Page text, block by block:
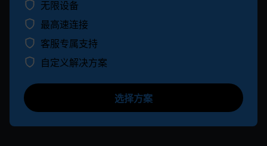
无限设备
最高速连接
客服专属支持
自定义解决方案
选择方案